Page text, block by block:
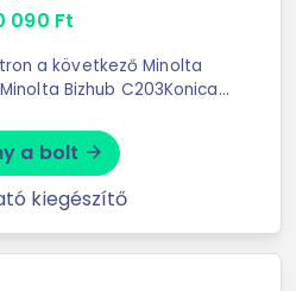
090 Ft
a következő Minolta
Bizhub C203Konica
a bolt arrow_forward
kiegészítő